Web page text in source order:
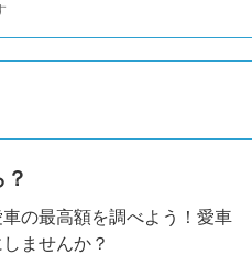
の最高額を調べよう！愛車
ませんか？